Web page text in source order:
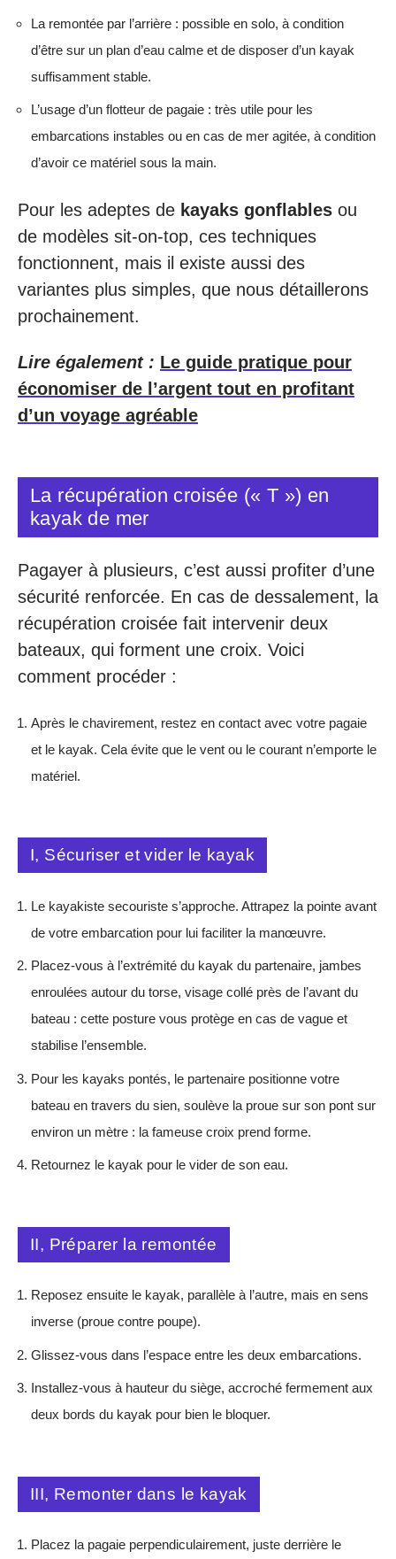
La remontée par l’arrière : possible en solo, à condition
d’être sur un plan d’eau calme et de disposer d’un kayak
suffisamment stable.
L’usage d’un flotteur de pagaie : très utile pour les
embarcations instables ou en cas de mer agitée, à condition
d’avoir ce matériel sous la main.
Pour les adeptes de kayaks gonflables ou
de modèles sit-on-top, ces techniques
fonctionnent, mais il existe aussi des
variantes plus simples, que nous détaillerons
prochainement.
Lire également : Le guide pratique pour
économiser de l’argent tout en profitant
d’un voyage agréable
La récupération croisée (« T ») en
kayak de mer
Pagayer à plusieurs, c’est aussi profiter d’une
sécurité renforcée. En cas de dessalement, la
récupération croisée fait intervenir deux
bateaux, qui forment une croix. Voici
comment procéder :
Après le chavirement, restez en contact avec votre pagaie
et le kayak. Cela évite que le vent ou le courant n’emporte le
matériel.
I, Sécuriser et vider le kayak
Le kayakiste secouriste s’approche. Attrapez la pointe avant
de votre embarcation pour lui faciliter la manœuvre.
Placez-vous à l’extrémité du kayak du partenaire, jambes
enroulées autour du torse, visage collé près de l’avant du
bateau : cette posture vous protège en cas de vague et
stabilise l’ensemble.
Pour les kayaks pontés, le partenaire positionne votre
bateau en travers du sien, soulève la proue sur son pont sur
environ un mètre : la fameuse croix prend forme.
Retournez le kayak pour le vider de son eau.
II, Préparer la remontée
Reposez ensuite le kayak, parallèle à l’autre, mais en sens
inverse (proue contre poupe).
Glissez-vous dans l’espace entre les deux embarcations.
Installez-vous à hauteur du siège, accroché fermement aux
deux bords du kayak pour bien le bloquer.
III, Remonter dans le kayak
Placez la pagaie perpendiculairement, juste derrière le